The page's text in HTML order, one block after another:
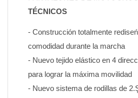
TÉCNICOS
- Construcción totalmente
comodidad durante la marcha
- Nuevo tejido elástico en 4
para lograr la máxima movilidad
- Nuevo sistema de rodillas de